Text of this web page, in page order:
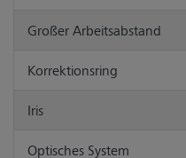
Großer Arbeitsabstand
Korrektionsring
Iris
Optisches System